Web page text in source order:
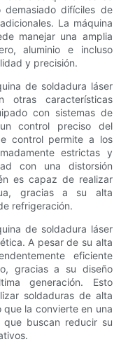
demasiado difíciles de
La máquina
manejar una amplia
aluminio e incluso
y precisión.
de soldadura láser
características
con sistemas de
control preciso del
control permite a los
estrictas y
con una distorsión
es capaz de realizar
gracias a su alta
refrigeración.
de soldadura láser
A pesar de su alta
eficiente
gracias a su diseño
generación. Esto
soldaduras de alta
la convierte en una
buscan reducir su